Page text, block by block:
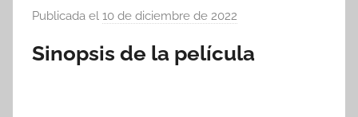
Publicada el 10 de diciembre de 2022
r
Sinopsis de la película